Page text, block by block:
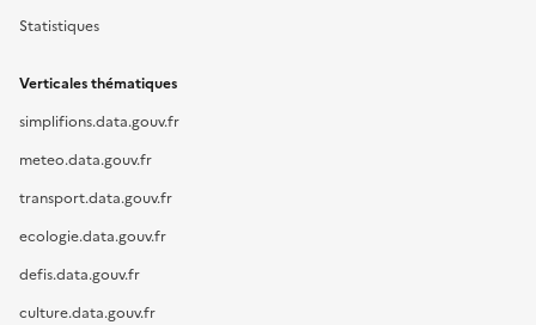
Statistiques
Verticales thématiques
simplifions.data.gouv.fr
meteo.data.gouv.fr
transport.data.gouv.fr
ecologie.data.gouv.fr
defis.data.gouv.fr
culture.data.gouv.fr